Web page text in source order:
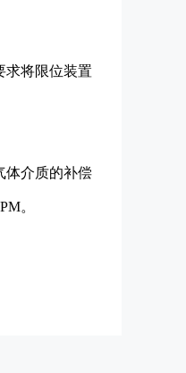
求将限位装置
体介质的补偿
。